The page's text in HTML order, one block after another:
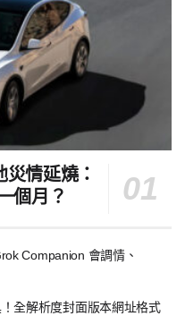
情延燒：
個月？
Companion 會調情、
全解析度封面版本網址格式